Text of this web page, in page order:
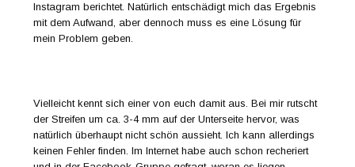
Instagram berichtet. Natürlich entschädigt mich das Ergebnis
mit dem Aufwand, aber dennoch muss es eine Lösung für
mein Problem geben.
Vielleicht kennt sich einer von euch damit aus. Bei mir rutscht
der Streifen um ca. 3-4 mm auf der Unterseite hervor, was
natürlich überhaupt nicht schön aussieht. Ich kann allerdings
keinen Fehler finden. Im Internet habe auch schon recheriert